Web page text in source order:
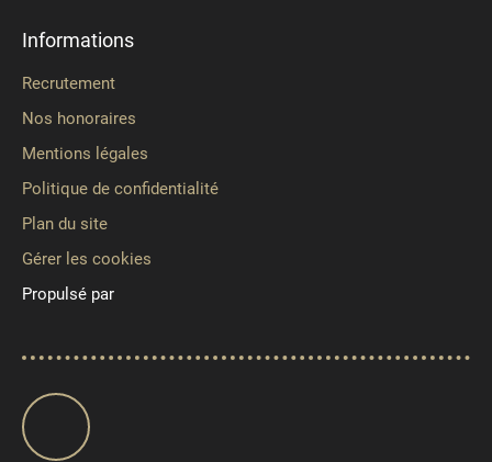
Informations
Recrutement
Nos honoraires
Mentions légales
Politique de confidentialité
Plan du site
Gérer les cookies
Propulsé par